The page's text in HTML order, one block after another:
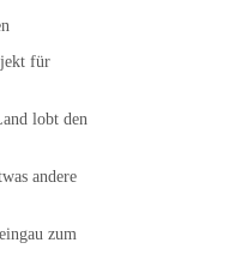
für
lobt den
andere
zum